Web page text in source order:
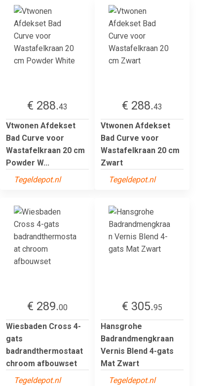
€ 288.43
Vtwonen Afdekset
Bad Curve voor
Wastafelkraan 20 cm
Powder W...
Tegeldepot.nl
€ 288.43
Vtwonen Afdekset
Bad Curve voor
Wastafelkraan 20 cm
Zwart
Tegeldepot.nl
€ 289.00
Wiesbaden Cross 4-
gats
badrandthermostaat
chroom afbouwset
Tegeldepot.nl
€ 305.95
Hansgrohe
Badrandmengkraan
Vernis Blend 4-gats
Mat Zwart
Tegeldepot.nl